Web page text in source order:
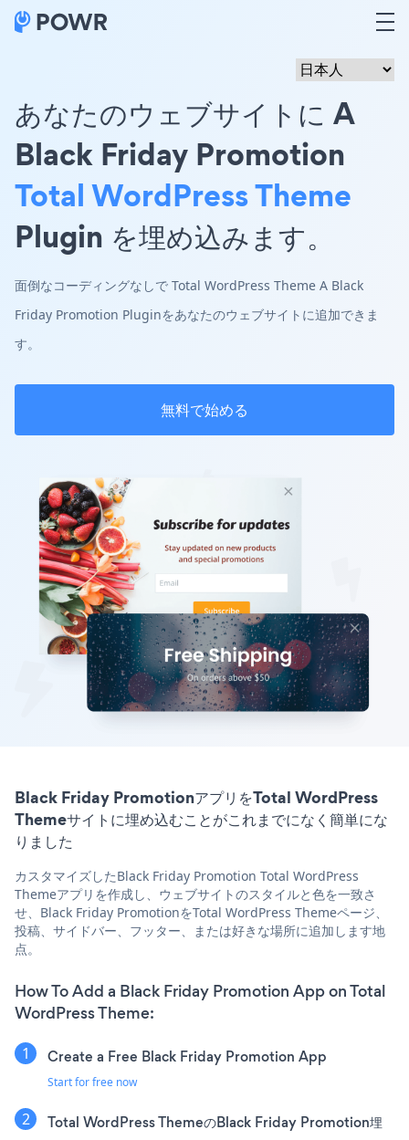
あなたのウェブサイトに A
Black Friday Promotion
Total WordPress Theme
Plugin を埋め込みます。
面倒なコーディングなしで Total WordPress Theme A Black
Friday Promotion Pluginをあなたのウェブサイトに追加できま
す。
無料で始める
Black Friday PromotionアプリをTotal WordPress
Themeサイトに埋め込むことがこれまでになく簡単にな
りました
カスタマイズしたBlack Friday Promotion Total WordPress
Themeアプリを作成し、ウェブサイトのスタイルと色を一致さ
せ、Black Friday PromotionをTotal WordPress Themeページ、
投稿、サイドバー、フッター、または好きな場所に追加します地
点。
How To Add a Black Friday Promotion App on Total
WordPress Theme:
Create a Free Black Friday Promotion App
Start for free now
Total WordPress ThemeのBlack Friday Promotion埋